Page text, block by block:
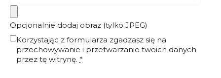
Opcjonalnie dodaj obraz (tylko JPEG)
Korzystając z formularza zgadzasz się na
przechowywanie i przetwarzanie twoich danych
przez tę witrynę. *